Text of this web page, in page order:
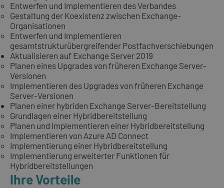
Entwerfen und Implementieren des Verbandes
Gestaltung der Koexistenz zwischen Exchange-
Organisationen
Entwerfen und Implementieren
gesamtstrukturübergreifender Postfachverschiebungen
Aktualisieren auf Exchange Server 2019
Planen eines Upgrades von früheren Exchange Server-
Versionen
Implementieren des Upgrades von früheren Exchange
Server-Versionen
Planen einer hybriden Exchange Server-Bereitstellung
Grundlagen einer Hybridbereitstellung
Planen und Implementieren einer Hybridbereitstellung
Implementieren von Azure AD Connect
Implementierung einer Hybridbereitstellung
Implementierung erweiterter Funktionen für
Hybridbereitstellungen
Ihre Vorteile